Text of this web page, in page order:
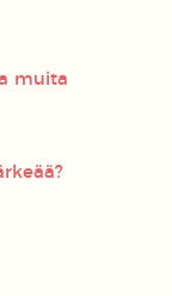
muita